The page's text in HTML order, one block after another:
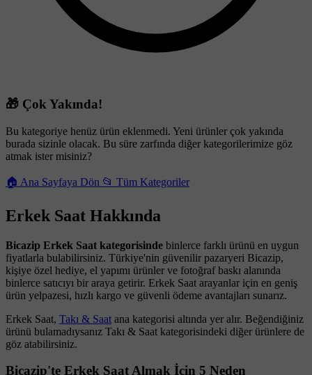
🎁 Çok Yakında!
Bu kategoriye henüz ürün eklenmedi. Yeni ürünler çok yakında
burada sizinle olacak. Bu süre zarfında diğer kategorilerimize göz
atmak ister misiniz?
🏠 Ana Sayfaya Dön 📂 Tüm Kategoriler
Erkek Saat Hakkında
Bicazip Erkek Saat kategorisinde binlerce farklı ürünü en uygun
fiyatlarla bulabilirsiniz. Türkiye'nin güvenilir pazaryeri Bicazip,
kişiye özel hediye, el yapımı ürünler ve fotoğraf baskı alanında
binlerce satıcıyı bir araya getirir. Erkek Saat arayanlar için en geniş
ürün yelpazesi, hızlı kargo ve güvenli ödeme avantajları sunarız.
Erkek Saat, Takı & Saat ana kategorisi altında yer alır. Beğendiğiniz
ürünü bulamadıysanız Takı & Saat kategorisindeki diğer ürünlere de
göz atabilirsiniz.
Bicazip'te Erkek Saat Almak İçin 5 Neden